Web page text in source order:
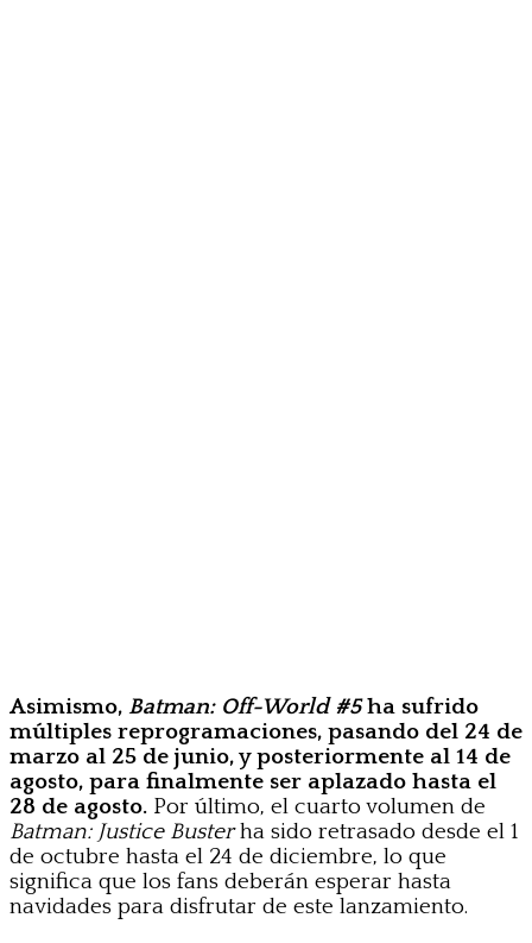
Asimismo, Batman: Off-World #5ha sufrido
múltiples reprogramaciones, pasando del 24 de
marzo al 25 de junio, y posteriormente al 14 de
agosto, para finalmente ser aplazado hasta el
28 de agosto. Por último, el cuarto volumen de
Batman: Justice Busterha sido retrasado desde el 1
de octubre hasta el 24 de diciembre, lo que
significa que los fans deberán esperar hasta
navidades para disfrutar de este lanzamiento.